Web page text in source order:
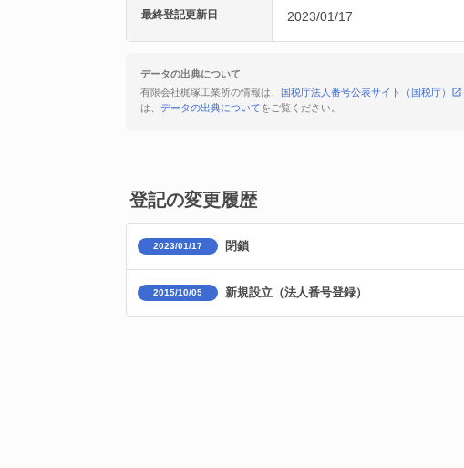
最終登記更新日 2023/01/17
データの出典について
有限会社梶塚工業所の情報は、
国税庁法人番号公表サイト（国税庁）
は、 データの出典についてをご覧ください。
登記の変更履歴
2023/01/17 閉鎖
2015/10/05 新規設立（法人番号登録）